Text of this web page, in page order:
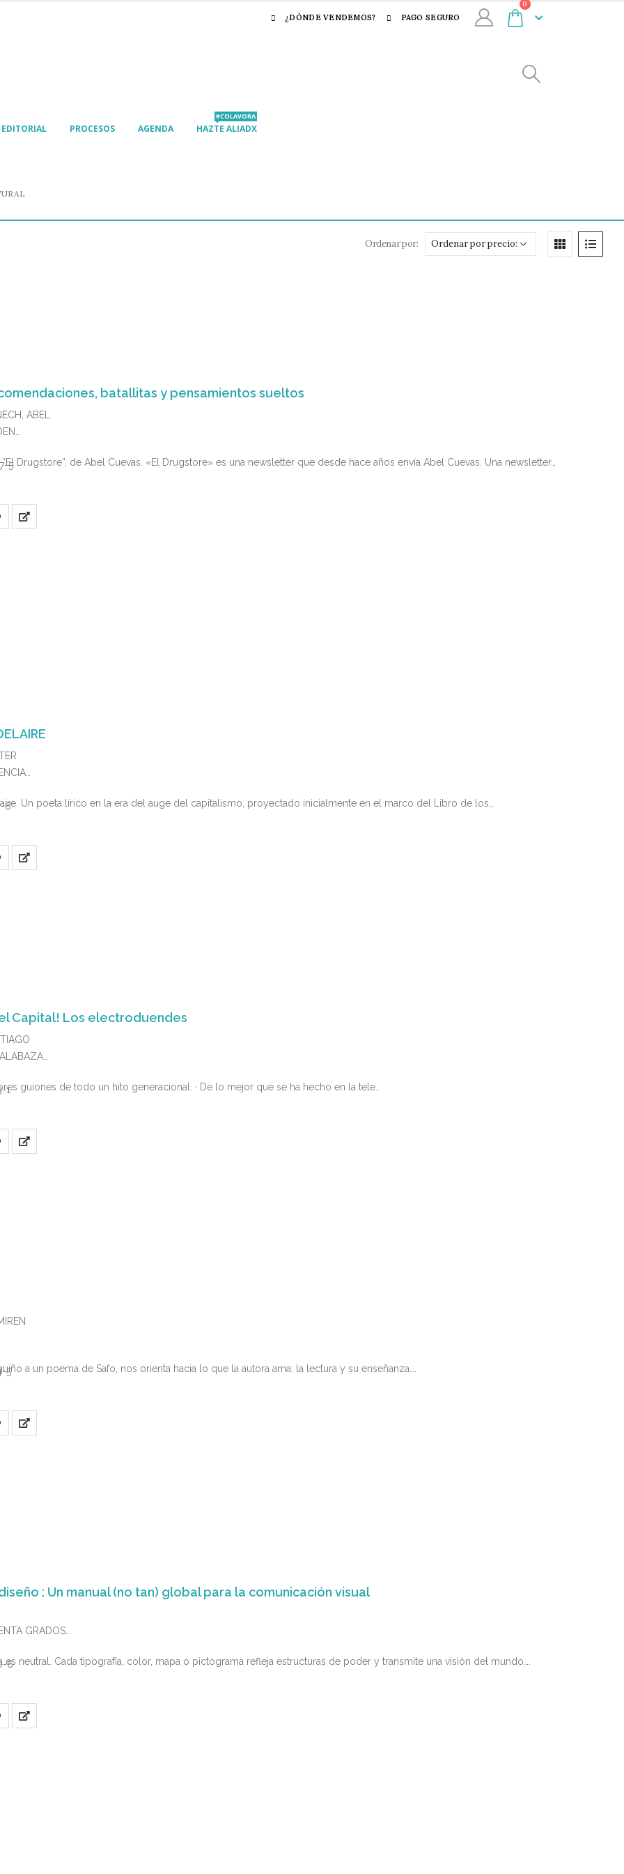
¿DÓNDE VENDEMOS? PAGO SEGURO
0
EDITORIAL PROCESOS AGENDA HAZTE ALIADX
#COLAVORA
Ordenar por:
batallitas y pensamientos sueltos
ABEL
5 Drugstore”, de Abel Cuevas. «El Drugstore» es una newsletter que desde hace años envía Abel Cuevas. Una newsletter…
8
Un poeta lírico en la era del auge del capitalismo, proyectado inicialmente en el marco del Libro de los…
el Capital! Los electroduendes
1
guiones de todo un hito generacional. · De lo mejor que se ha hecho en la tele…
5
a un poema de Safo, nos orienta hacia lo que la autora ama: la lectura y su enseñanza….
: Un manual (no tan) global para la comunicación visual
GRADOS
6
es neutral. Cada tipografía, color, mapa o pictograma refleja estructuras de poder y transmite una visión del mundo….